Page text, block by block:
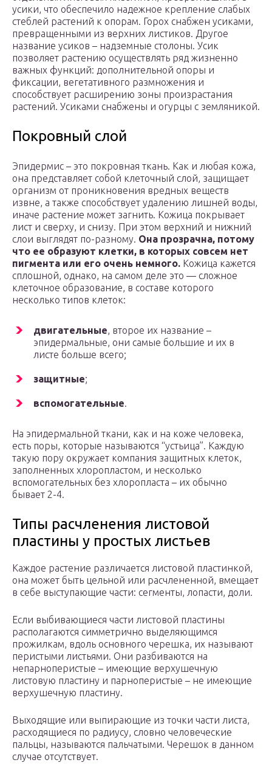
усики, что обеспечило надежное крепление слабых
стеблей растений к опорам. Горох снабжен усиками,
превращенными из верхних листиков. Другое
название усиков – надземные столоны. Усик
позволяет растению осуществлять ряд жизненно
важных функций: дополнительной опоры и
фиксации, вегетативного размножения и
способствует расширению зоны произрастания
растений. Усиками снабжены и огурцы с земляникой.
Покровный слой
Эпидермис – это покровная ткань. Как и любая кожа,
она представляет собой клеточный слой, защищает
организм от проникновения вредных веществ
извне, а также способствует удалению лишней воды,
иначе растение может загнить. Кожица покрывает
лист и сверху, и снизу. При этом верхний и нижний
слои выглядят по-разному. Она прозрачна, потому
что ее образуют клетки, в которых совсем нет
пигмента или его очень немного. Кожица кажется
сплошной, однако, на самом деле это — сложное
клеточное образование, в составе которого
несколько типов клеток:
двигательные, второе их название –
эпидермальные, они самые большие и их в
листе больше всего;
защитные;
вспомогательные.
На эпидермальной ткани, как и на коже человека,
есть поры, которые называются “устьица”. Каждую
такую пору окружает компания защитных клеток,
заполненных хлоропластом, и несколько
вспомогательных без хлоропласта – их обычно
бывает 2-4.
Типы расчленения листовой
пластины у простых листьев
Каждое растение различается листовой пластинкой,
она может быть цельной или расчлененной, вмещает
в себе выступающие части: сегменты, лопасти, доли.
Если выбивающиеся части листовой пластины
располагаются симметрично выделяющимся
прожилкам, вдоль основного черешка, их называют
перистыми листьями. Они разбиваются на
непарноперистые – имеющие верхушечную
листовую пластину и парноперистые – не имеющие
верхушечную пластину.
Выходящие или выпирающие из точки части листа,
расходящиеся по радиусу, словно человеческие
пальцы, называются пальчатыми. Черешок в данном
случае отсутствует.